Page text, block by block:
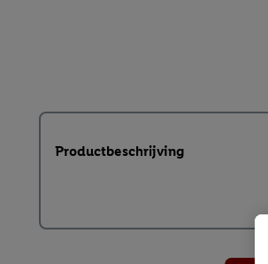
Productbeschrijving